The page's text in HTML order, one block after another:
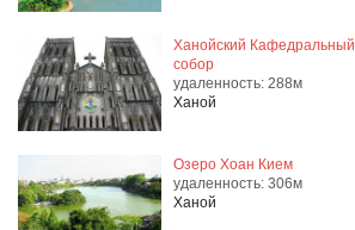
Ханойский Кафедральный
собор
удаленность: 288м
Ханой
Озеро Хоан Кием
удаленность: 306м
Ханой